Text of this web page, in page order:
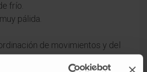
frío.
pálida.
de movimientos y del